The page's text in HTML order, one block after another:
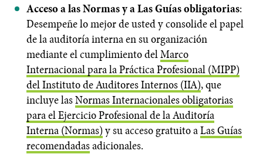
Acceso a las Normas y a Las Guías obligatorias:
Desempeñe lo mejor de usted y consolide el papel
de la auditoría interna en su organización
mediante el cumplimiento delMarco
Internacional para la Práctica Profesional (MIPP)
del Instituto de Auditores Internos (IIA), que
incluye lasNormas Internacionales obligatorias
para el Ejercicio Profesional de la Auditoría
Interna (Normas)y su acceso gratuito aLas Guías
recomendadasadicionales.